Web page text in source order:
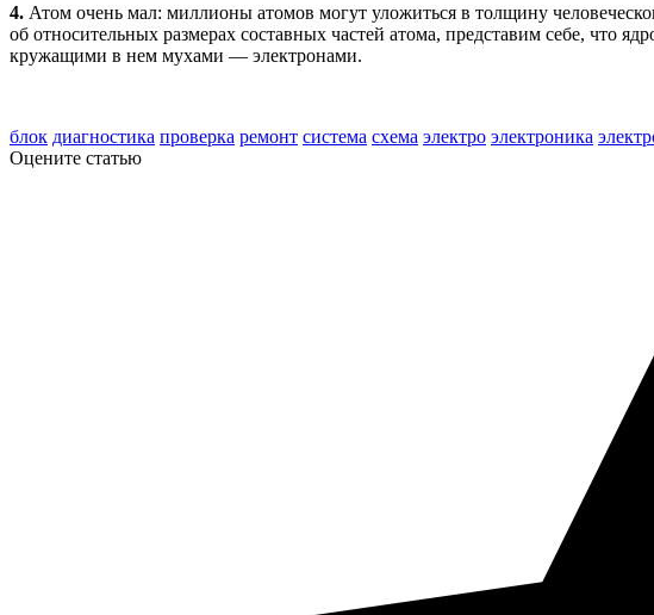
4. Атом очень мал: миллионы атомов могут уложиться в толщину
об относительных размерах составных частей атома, представим себе, что
кружащими в нем мухами — электронами.
блок диагностика проверка ремонт система схема электро электроника
Оцените статью